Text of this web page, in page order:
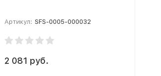
Артикул: SFS-0005-000032
2 081 руб.